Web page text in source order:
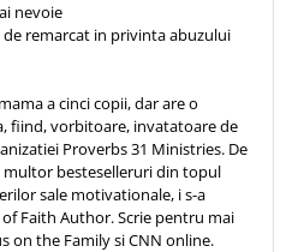
nevoie
remarcat in privinta abuzului
a cinci copii, dar are o
fiind, vorbitoare, invatatoare de
Proverbs 31 Ministries. De
multor besteselleruri din topul
sale motivationale, i s-a
Faith Author. Scrie pentru mai
on the Family si CNN online.